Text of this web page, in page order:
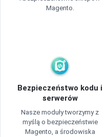
Magento.
Bezpieczeństwo kodu i
serwerów
Nasze moduły tworzymy z
myślą o bezpieczeństwie
Magento, a środowiska